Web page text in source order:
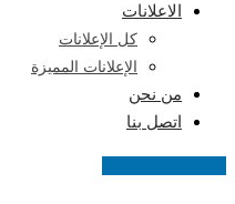
الاعلانات
كل الإعلانات
الإعلانات المميزة
من نحن
اتصل بنا